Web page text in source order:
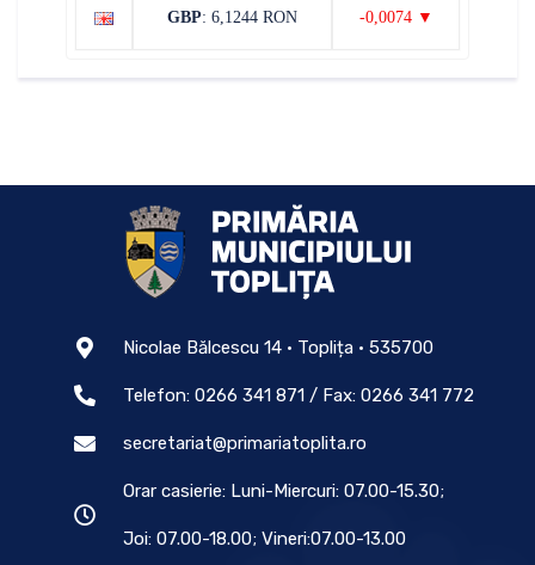
GBP: 6,1244 RON -0,0074 ▼
Nicolae Bălcescu 14 • Toplița • 535700
Telefon: 0266 341 871 / Fax: 0266 341 772
secretariat@primariatoplita.ro
Orar casierie: Luni-Miercuri: 07.00-15.30;
Joi: 07.00-18.00; Vineri:07.00-13.00